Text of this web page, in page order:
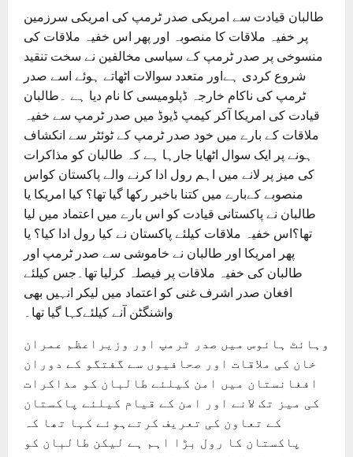
طالبان قیادت سے امریکی صدر ٹرمپ کی امریکی سرزمین
پر خفیہ ملاقات کا منصوبہ اور پھر اس خفیہ ملاقات کی
منسوخی پر صدر ٹرمپ کے سیاسی مخالفین نے سخت تنقید
شروع کردی ہےاور متعدد سوالات اٹھاتے ہوئے اسے صدر
ٹرمپ کی ناکام خارجہ ڈپلومیسی کا نام دیا ہے ۔طالبان
قیادت کی امریکا آکر کیمپ ڈیوڈ میں صدر ٹرمپ سے خفیہ
ملاقات کے بارے میں خود صدر ٹرمپ کے ٹوئٹر سے انکشاف
ہونے پر ایک سوال اٹھایا جارہا ہے کہ طالبان کو مذاکرات
کی میز پر لانے میں اہم رول ادا کرنے والے پاکستان کواس
منصوبے کےبارے میں کتنا باخبر رکھا گیا تھا؟ کیا امریکا یا
طالبان نے پاکستانی قیادت کو اس بارے میں اعتماد میں لیا
تھا؟اس خفیہ ملاقات کیلئے پاکستان نے کیا رول ادا کیا؟ یا
پھر امریکا اور طالبان نے خاموشی سے صدر ٹرمپ اور
طالبان کی خفیہ ملاقات پر فیصلہ کرلیا تھا۔جس کیلئے
افغان صدر اشرف غنی کو اعتماد میں لیکر انہیں بھی
واشنگٹن آنے کیلئےکہا گیا تھا۔
وہائٹ ہائوس میں صدر ٹرمپ اور وزیراعظم عمران
خان کی ملاقات اور صحافیوں سے گفتگو کے دوران
افغانستان میں امن کیلئے طالبان کو مذاکرات
کی میز تک لانے اور امن کے قیام کیلئے پاکستان
کے تعاون کی تعریف کرتےہوئے کہا تھا کہ
پاکستان کا رول بڑا اہم ہے لیکن طالبان کو